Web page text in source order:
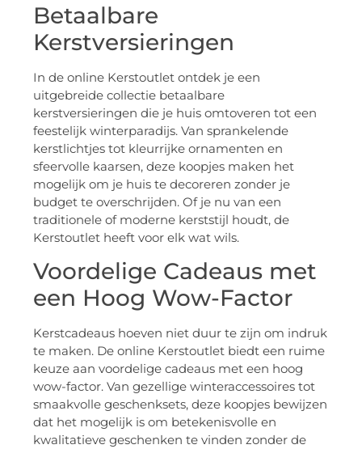
Betaalbare
Kerstversieringen
In de online Kerstoutlet ontdek je een
uitgebreide collectie betaalbare
kerstversieringen die je huis omtoveren tot een
feestelijk winterparadijs. Van sprankelende
kerstlichtjes tot kleurrijke ornamenten en
sfeervolle kaarsen, deze koopjes maken het
mogelijk om je huis te decoreren zonder je
budget te overschrijden. Of je nu van een
traditionele of moderne kerststijl houdt, de
Kerstoutlet heeft voor elk wat wils.
Voordelige Cadeaus met
een Hoog Wow-Factor
Kerstcadeaus hoeven niet duur te zijn om indruk
te maken. De online Kerstoutlet biedt een ruime
keuze aan voordelige cadeaus met een hoog
wow-factor. Van gezellige winteraccessoires tot
smaakvolle geschenksets, deze koopjes bewijzen
dat het mogelijk is om betekenisvolle en
kwalitatieve geschenken te vinden zonder de